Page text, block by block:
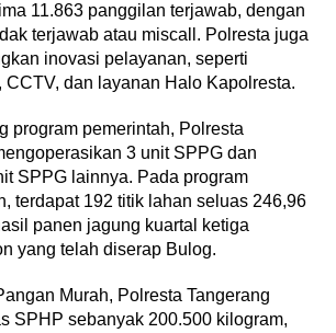
11.863 panggilan terjawab, dengan
terjawab atau miscall. Polresta juga
inovasi pelayanan, seperti
CCTV, dan layanan Halo Kapolresta.
program pemerintah, Polresta
3 unit SPPG dan
SPPG lainnya. Pada program
terdapat 192 titik lahan seluas 246,96
panen jagung kuartal ketiga
yang telah diserap Bulog.
Murah, Polresta Tangerang
SPHP sebanyak 200.500 kilogram,